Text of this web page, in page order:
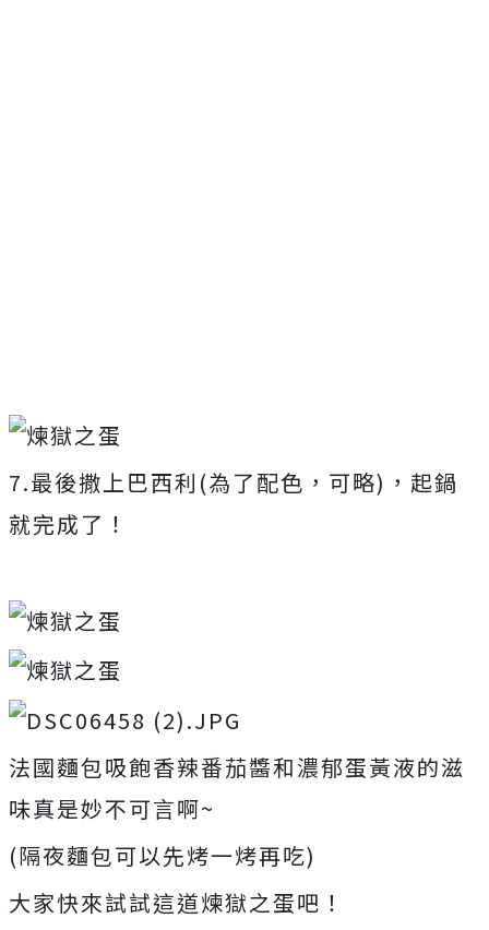
7.最後撒上巴西利(為了配色，可略)，起鍋
就完成了！
法國麵包吸飽香辣番茄醬和濃郁蛋黃液的滋
味真是妙不可言啊~
(隔夜麵包可以先烤一烤再吃)
大家快來試試這道煉獄之蛋吧！